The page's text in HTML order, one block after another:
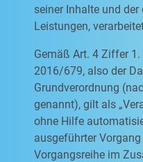
seiner Inhalte und
Leistungen,
Gemäß Art. 4 Ziffer 1.
2016/679, also der
Grundverordnung
genannt), gilt als
ohne Hilfe
ausgeführter
Vorgangsreihe im